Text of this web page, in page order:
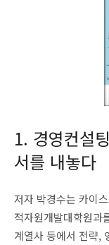
1. 경영컨설
서를 내놓다
저자 박경수는 카이
적자원개발대학원과
계열사 등에서 전략,